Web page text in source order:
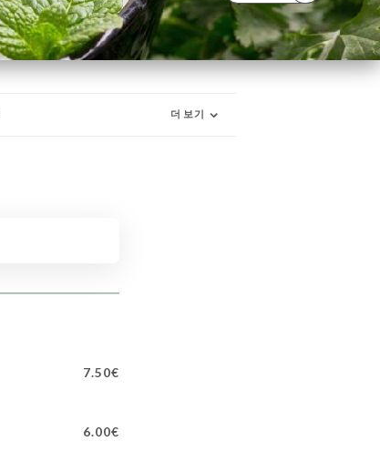
더 보기
7.50€
6.00€